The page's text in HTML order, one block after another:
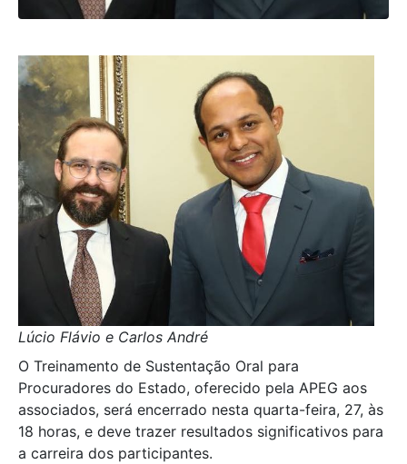
Lúcio Flávio e Carlos André
O Treinamento de Sustentação Oral para
Procuradores do Estado, oferecido pela APEG aos
associados, será encerrado nesta quarta-feira, 27, às
18 horas, e deve trazer resultados significativos para
a carreira dos participantes.